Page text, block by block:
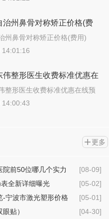
治州鼻骨对称矫正价格(费
热门项目出炉-大理白族自
矫正价格行情
州鼻骨对称矫正价格(费用)
14:01:16
伟整形医生收费标准优惠在
整形医生收费标准优惠在线预
14:00:43
更多
[08-09]
前50位哪几个实力
[05-02]
全新详细曝光
[05-01]
-宁波市激光塑形价格
[04-30]
贴）